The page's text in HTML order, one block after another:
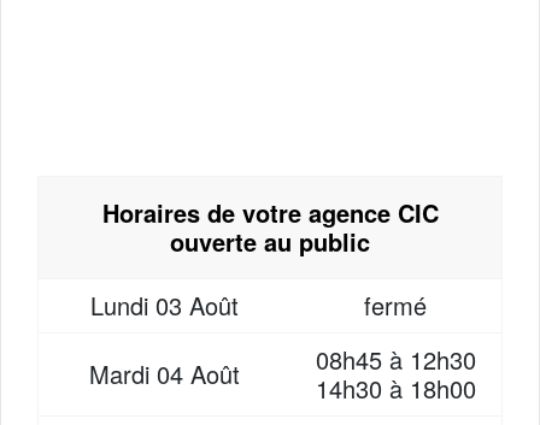
Horaires de votre agence CIC
ouverte au public
Lundi 03 Août
fermé
Mardi 04 Août
08h45 à 12h30
14h30 à 18h00